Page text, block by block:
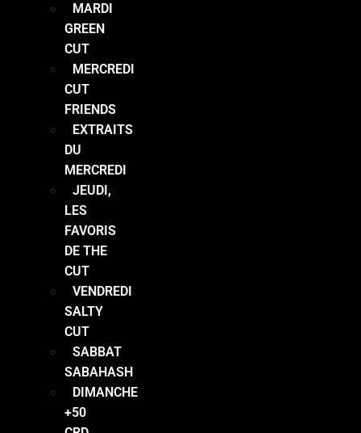
MARDI
GREEN
CUT
MERCREDI
CUT
FRIENDS
EXTRAITS
DU
MERCREDI
JEUDI,
LES
FAVORIS
DE THE
CUT
VENDREDI
SALTY
CUT
SABBAT
SABAHASH
DIMANCHE
+50